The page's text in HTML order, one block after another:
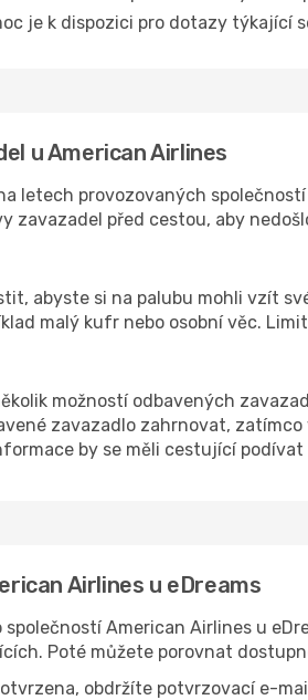
je k dispozici pro dotazy týkající
u American Airlines
letech provozovaných
zavazadel před cestou, aby
abyste si na palubu mohli vzít
malý kufr nebo osobní věc.
možností odbavených
zavazadlo zahrnovat,
by se měli cestující
Airlines u eDreams
American Airlines u
Poté můžete porovnat
obdržíte potvrzovací e-